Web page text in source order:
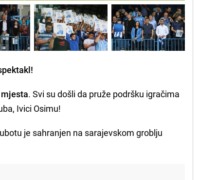
. Svi su došli da pruže podršku igračima
Ivici Osimu!
je sahranjen na sarajevskom groblju